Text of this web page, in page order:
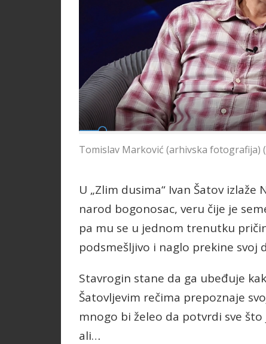
Tomislav Marković (arhivska fotografija)
U „Zlim dusima“ Ivan Šatov
narod bogonosac, veru čije je
pa mu se u jednom trenutku
podsmešljivo i naglo prekine svoj
Stavrogin stane da ga ubeđuje
Šatovljevim rečima prepoznaje
mnogo bi želeo da potvrdi sve
ali…